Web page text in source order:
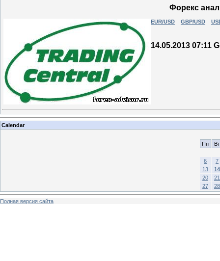
Форекс
EUR/USD GBP/USD
14.05.2013 07:11
Calendar
Пн Вт
6
7
13
14
20
21
27
28
Полная версия сайта